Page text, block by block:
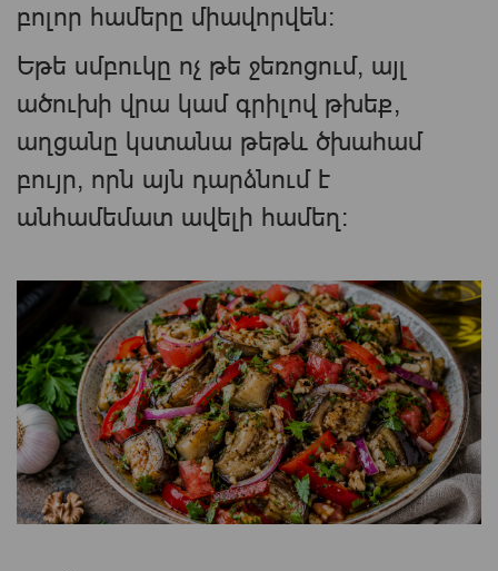
բոլոր համերը միավորվեն։
Եթե սմբուկը ոչ թե ջեռոցում, այլ
ածուխի վրա կամ գրիլով թխեք,
աղցանը կստանա թեթև ծխահամ
բույր, որն այն դարձնում է
անհամեմատ ավելի համեղ։